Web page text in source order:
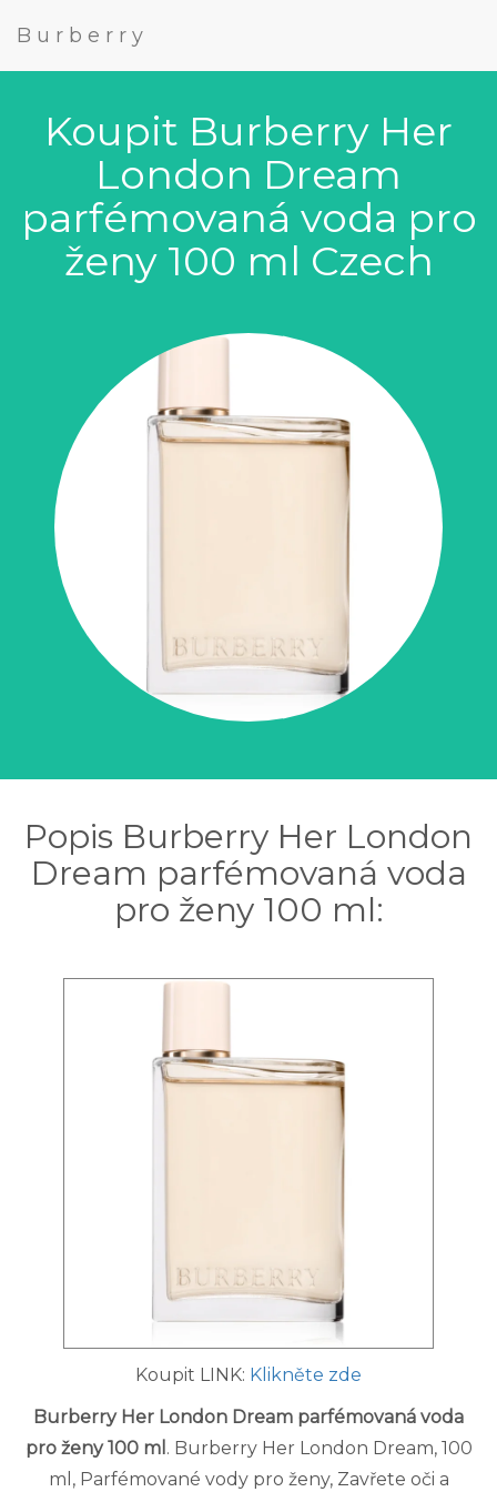
Burberry
Koupit Burberry Her
London Dream
parfémovaná voda pro
ženy 100 ml Czech
Popis Burberry Her London
Dream parfémovaná voda
pro ženy 100 ml:
Koupit LINK: Klikněte zde
Burberry Her London Dream parfémovaná voda
pro ženy 100 ml . Burberry Her London Dream, 100
ml, Parfémované vody pro ženy, Zavřete oči a